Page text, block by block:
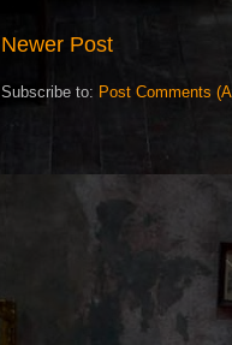
Newer Post
Subscribe to: Post Comments